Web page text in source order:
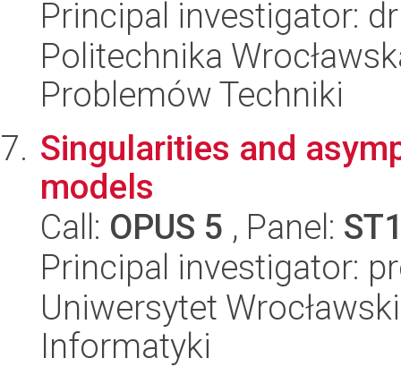
Principal investigator:
Politechnika
Problemów Techniki
Singularities and
models
Call: OPUS 5 , Panel:
Principal investigator:
Uniwersytet
Informatyki